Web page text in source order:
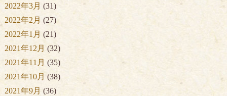
2022年3月 (31)
2022年2月 (27)
2022年1月 (21)
2021年12月 (32)
2021年11月 (35)
2021年10月 (38)
2021年9月 (36)